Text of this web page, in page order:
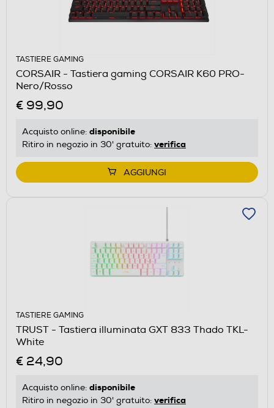
TASTIERE GAMING
CORSAIR - Tastiera gaming CORSAIR K60 PRO-
Nero/Rosso
€ 99,90
Acquisto online: disponibile
Ritiro in negozio in 30' gratuito: verifica
AGGIUNGI
TASTIERE GAMING
TRUST - Tastiera illuminata GXT 833 Thado TKL-
White
€ 24,90
Acquisto online: disponibile
Ritiro in negozio in 30' gratuito: verifica